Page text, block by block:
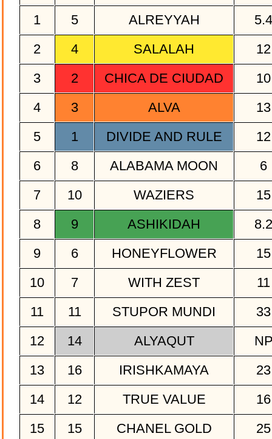
1 5 ALREYYAH
2
4 SALALAH
3
2 CHICA DE CIUDAD
4
3 ALVA
5
1 DIVIDE AND RULE
6
8 ALABAMA MOON
6
7
10 WAZIERS
8
9 ASHIKIDAH
9
6 HONEYFLOWER
10
7 WITH ZEST
11
11 STUPOR MUNDI
12
14 ALYAQUT
13
16 IRISHKAMAYA
14
12 TRUE VALUE
15
15 CHANEL GOLD